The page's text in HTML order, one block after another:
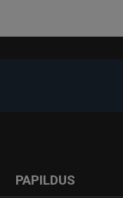
PAPILDUS